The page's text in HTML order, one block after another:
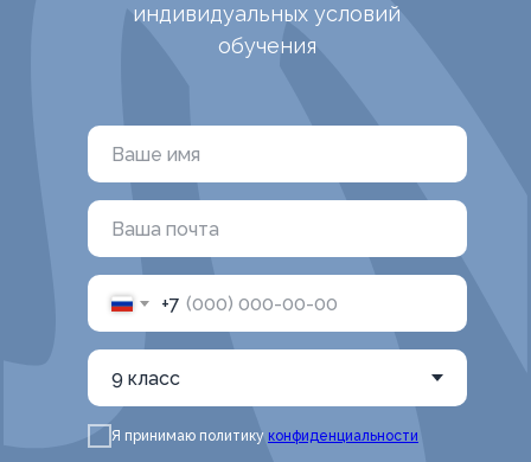
индивидуальных условий
обучения
+7
Я принимаю политику конфиденциальности